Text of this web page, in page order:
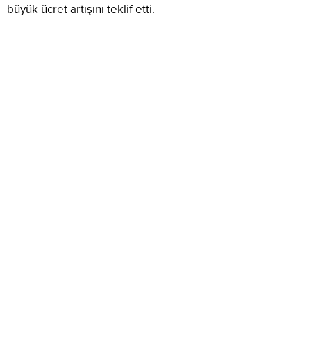
büyük ücret artışını teklif etti.